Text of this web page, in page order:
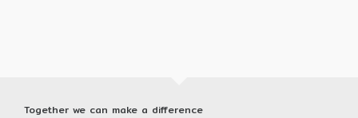
Together we can make a difference